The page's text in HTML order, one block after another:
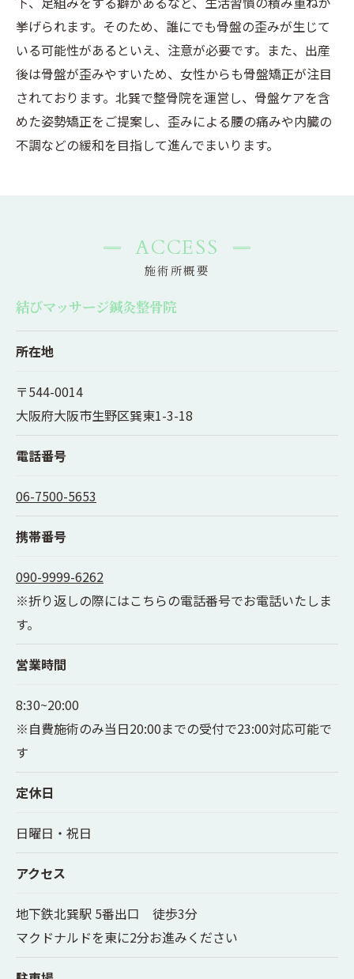
挙げられます。そのため、誰にでも骨盤の歪みが生じて
いる可能性があるといえ、注意が必要です。また、出産
後は骨盤が歪みやすいため、女性からも骨盤矯正が注目
されております。北巽で整骨院を運営し、骨盤ケアを含
めた姿勢矯正をご提案し、歪みによる腰の痛みや内臓の
不調などの緩和を目指して進んでまいります。
施術所概要
ACCESS
結びマッサージ鍼灸整骨院
所在地
〒544-0014
大阪府大阪市生野区巽東1-3-18
電話番号
06-7500-5653
携帯番号
090-9999-6262
※折り返しの際にはこちらの電話番号でお電話いたしま
す。
営業時間
8:30~20:00
※自費施術のみ当日20:00までの受付で23:00対応可能で
す
定休日
日曜日・祝日
アクセス
地下鉄北巽駅 5番出口 徒歩3分
マクドナルドを東に2分お進みください